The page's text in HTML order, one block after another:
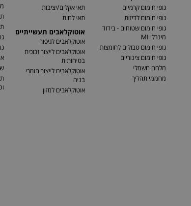
גופי חימום קרמיים
גופי חימום לדיזות
גופי חימום שטוחים - בידוד
מינרלי MI
גופי חימום טבולים לחומצות
גופי חימום צינוריים
מלחם חשמלי
מחממי תהליך
תאי אקלים/יציבות
תאי לחות
אוטוקלאבים תעשייתיים
אוטוקלאבים לגיפור
אוטוקלאבים לייצור זכוכית
בטיחותית
אוטוקלאבים לייצור חומרי
בניה
אוטוקלאבים למזון